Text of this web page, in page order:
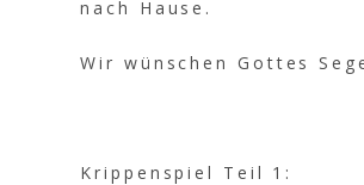
nach Hause.
Wir wünschen Gottes
Krippenspiel Teil 1: